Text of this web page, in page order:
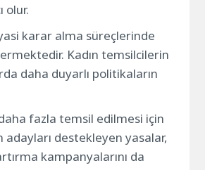
olur.
karar alma süreçlerinde
Kadın temsilcilerin
daha duyarlı politikaların
fazla temsil edilmesi için
destekleyen yasalar,
kampanyalarını da